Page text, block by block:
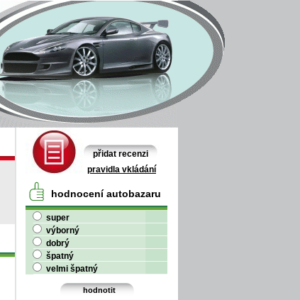
přidat recenzi
pravidla vkládání
hodnocení autobazaru
super
výborný
dobrý
špatný
velmi špatný